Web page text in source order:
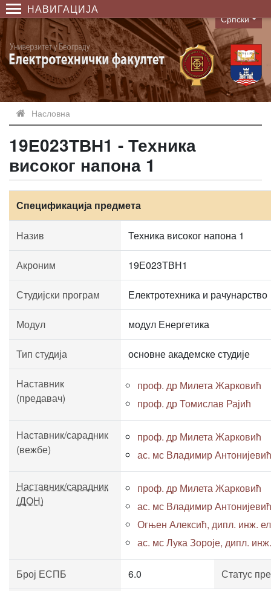
НАВИГАЦИЈА
Language
Српски
Насловна
19Е023ТВН1 - Техника
високог напона 1
Спецификација предмета
Назив Техника високог напона 1
Акроним 19Е023ТВН1
Студијски програм Електротехника и рачунарство
Модул модул Енергетика
Тип студија основне академске студије
Наставник
(предавач)
проф. др Милета Жарковић
проф. др Томислав Рајић
Наставник/сарадник
(вежбе)
проф. др Милета Жарковић
ас. мс Владимир
Наставник/сарадник
(ДОН)
проф. др Милета Жарковић
ас. мс Владимир
Огњен Алексић, дипл. инж.
ас. мс Лука Зороје, дипл.
Број ЕСПБ 6.0 Статус